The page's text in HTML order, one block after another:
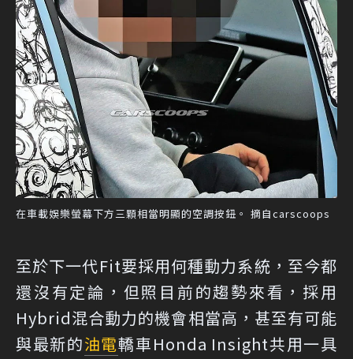
在車載娛樂螢幕下方三顆相當明顯的空調按鈕。 摘自carscoops
至於下一代Fit要採用何種動力系統，至今都
還沒有定論，但照目前的趨勢來看，採用
Hybrid混合動力的機會相當高，甚至有可能
與最新的油電轎車Honda Insight共用一具